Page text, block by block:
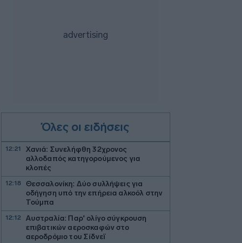
Όλες οι ειδήσεις
12:21
Χανιά: Συνελήφθη 32χρονος
αλλοδαπός κατηγορούμενος για
κλοπές
12:18
Θεσσαλονίκη: Δύο συλλήψεις για
οδήγηση υπό την επήρεια αλκοόλ στην
Τούμπα
12:12
Αυστραλία: Παρ' ολίγο σύγκρουση
επιβατικών αεροσκαφών στο
αεροδρόμιο του Σίδνεϊ